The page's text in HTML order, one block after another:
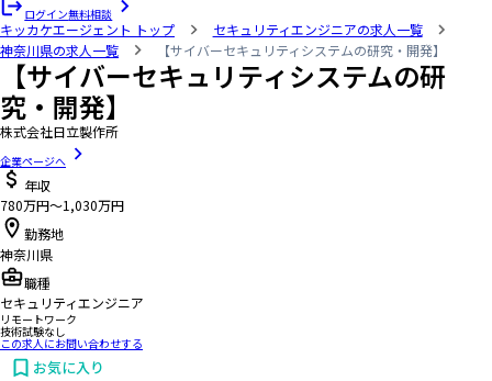
ログイン無料相談
キッカケエージェント トップ
セキュリティエンジニアの求人一覧
神奈川県の求人一覧
【サイバーセキュリティシステムの研究・開発】
【サイバーセキュリティシステムの研
究・開発】
株式会社日立製作所
企業ページへ
年収
780万円〜1,030万円
勤務地
神奈川県
職種
セキュリティエンジニア
リモートワーク
技術試験なし
この求人にお問い合わせする
お気に入り